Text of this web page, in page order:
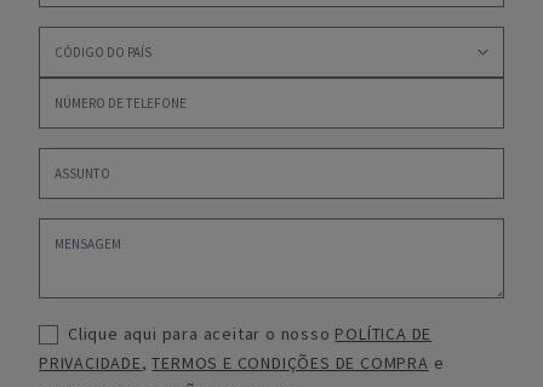
Clique aqui para aceitar o nosso POLÍTICA DE
PRIVACIDADE,TERMOS E CONDIÇÕES DE COMPRA e